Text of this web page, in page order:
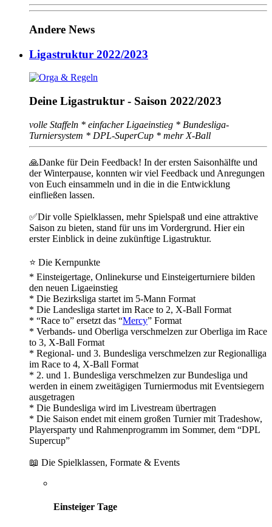
Andere News
Ligastruktur 2022/2023
Deine Ligastruktur - Saison 2022/2023
volle Staffeln * einfacher Ligaeinstieg * Bundesliga-
Turniersystem * DPL-SuperCup * mehr X-Ball
🙏Danke für Dein Feedback! In der ersten Saisonhälfte und
der Winterpause, konnten wir viel Feedback und Anregungen
von Euch einsammeln und in die in die Entwicklung
einfließen lassen.
✅Dir volle Spielklassen, mehr Spielspaß und eine attraktive
Saison zu bieten, stand für uns im Vordergrund. Hier ein
erster Einblick in deine zukünftige Ligastruktur.
⭐ Die Kernpunkte
* Einsteigertage, Onlinekurse und Einsteigerturniere bilden
den neuen Ligaeinstieg
* Die Bezirksliga startet im 5-Mann Format
* Die Landesliga startet im Race to 2, X-Ball Format
* “Race to” ersetzt das “Mercy” Format
* Verbands- und Oberliga verschmelzen zur Oberliga im Race
to 3, X-Ball Format
* Regional- und 3. Bundesliga verschmelzen zur Regionalliga
im Race to 4, X-Ball Format
* 2. und 1. Bundesliga verschmelzen zur Bundesliga und
werden in einem zweitägigen Turniermodus mit Eventsiegern
ausgetragen
* Die Bundesliga wird im Livestream übertragen
* Die Saison endet mit einem großen Turnier mit Tradeshow,
Playersparty und Rahmenprogramm im Sommer, dem “DPL
Supercup”
📖 Die Spielklassen, Formate & Events
Einsteiger Tage